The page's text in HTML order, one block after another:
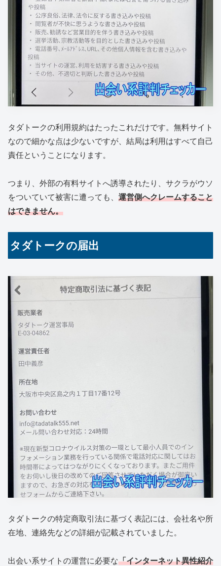
タダトークの利用規約はたったこれだけです。無料サイト
なので細かな点は少ないですが、結局は利用はすべて自己
責任ということになります。
つまり、外部の有料サイトへ誘導されたり、サクラがウソ
をついていて被害に遭っても、 運営側へクレームすること
はできません。
タダトークの届出
タダトークの特定商取引法に基づく表記には、会社名や所
在地、連絡先などの詳細が記載されていました。
出会い系サイトの運営に必要な「インターネット異性紹介